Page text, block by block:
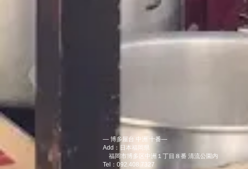
― 博多屋台 中洲 十番―
Add：日本福岡県
福岡市博多区中洲１丁目８番 清流公園内
Tel：092.408.7327